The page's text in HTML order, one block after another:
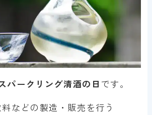
パークリング清酒の日 です。
などの製造・販売を行う